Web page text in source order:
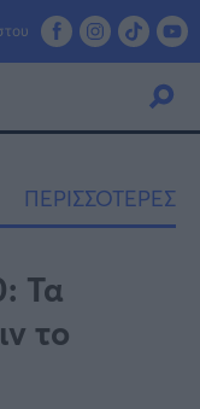
ΠΕΡΙΣΣΟΤΕΡΕΣ
Τα
το